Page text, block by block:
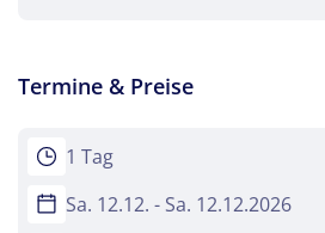
Teile diese Reise
Termine & Preise
1 Tag
Sa. 12.12. - Sa. 12.12.2026